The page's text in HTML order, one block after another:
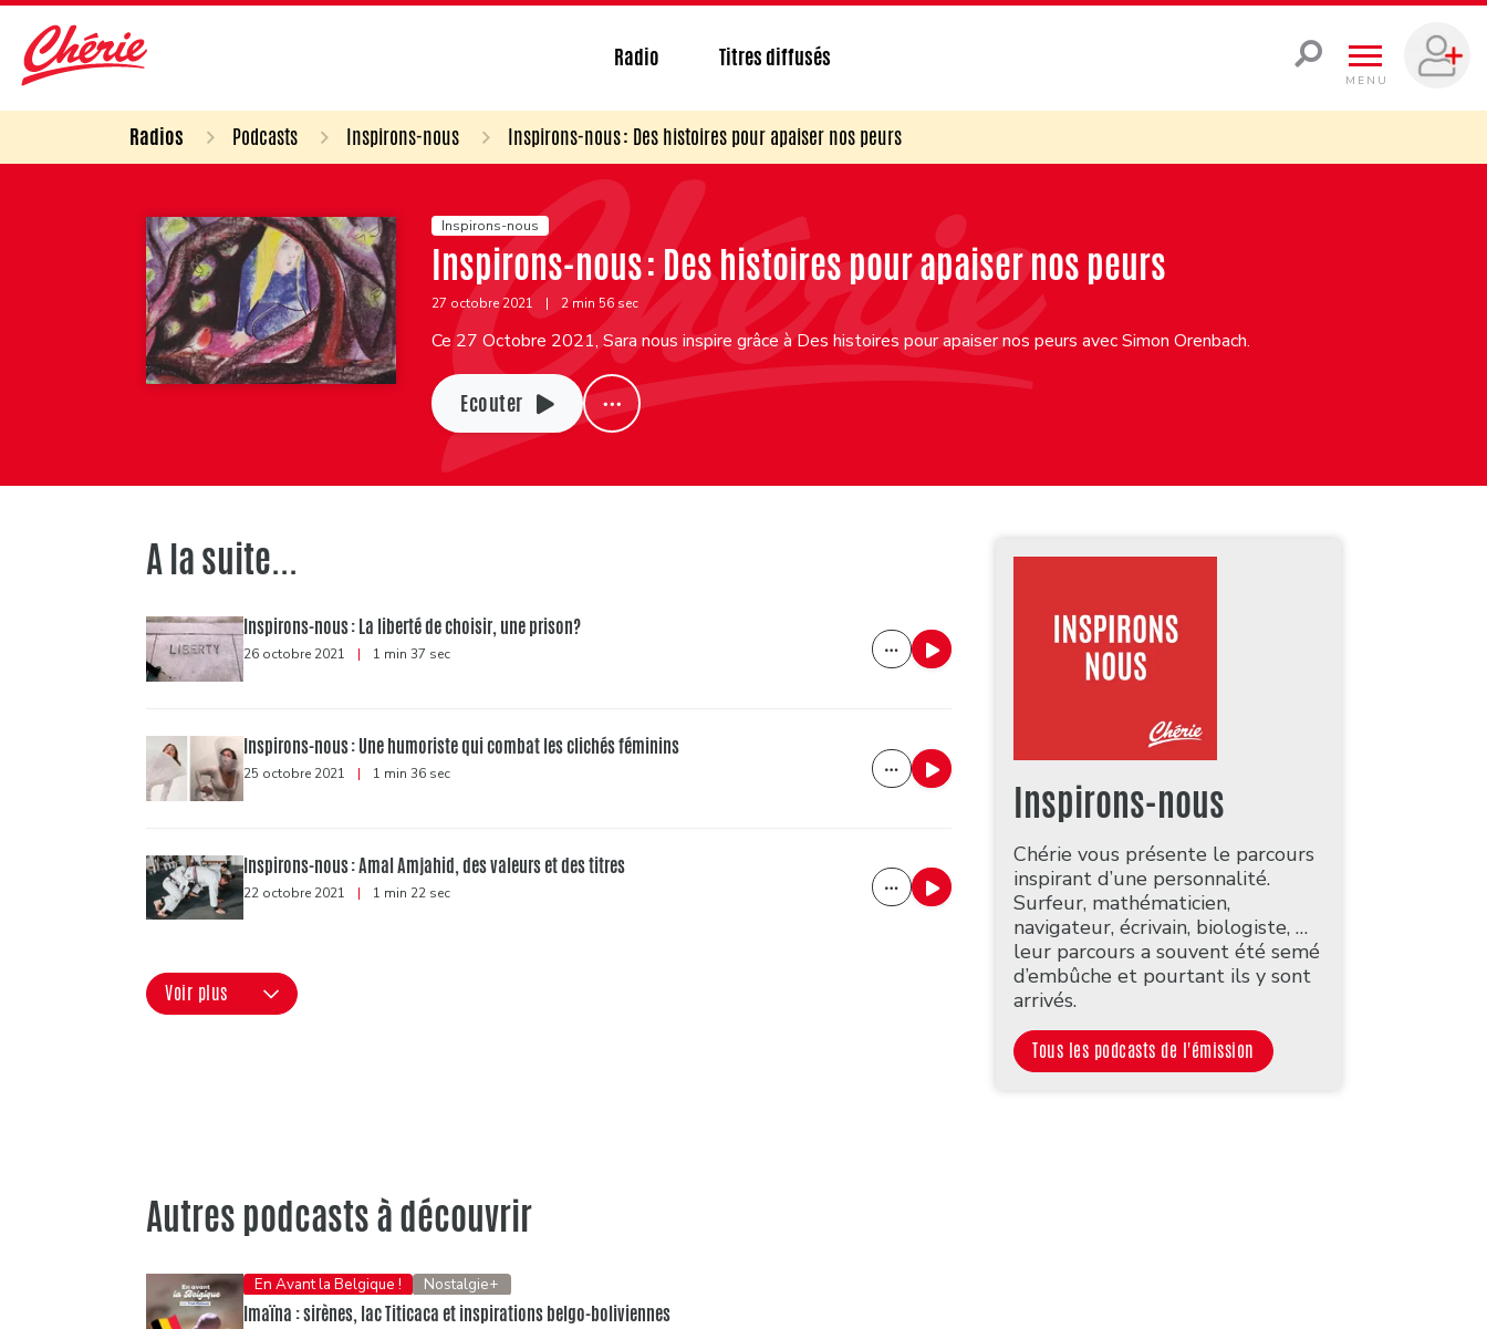
Radio Titres diffusés
MENU
Radios Podcasts Inspirons-nous Inspirons-nous : Des histoires pour apaiser nos peurs
Inspirons-nous
Inspirons-nous : Des histoires pour apaiser nos peurs
27 octobre 2021 | 2 min 56 sec
Ce 27 Octobre 2021, Sara nous inspire grâce à Des histoires pour apaiser nos peurs avec Simon Orenbach.
Ecouter
A la suite...
Inspirons-nous : La liberté de choisir, une prison?
26 octobre 2021 | 1 min 37 sec
Inspirons-nous : Une humoriste qui combat les clichés féminins
25 octobre 2021 | 1 min 36 sec
Inspirons-nous : Amal Amjahid, des valeurs et des titres
22 octobre 2021 | 1 min 22 sec
Voir plus
Inspirons-nous
Chérie vous présente le parcours
inspirant d’une personnalité.
Surfeur, mathématicien,
navigateur, écrivain, biologiste, …
leur parcours a souvent été semé
d’embûche et pourtant ils y sont
arrivés.
Tous les podcasts de l'émission
Autres podcasts à découvrir
En Avant la Belgique ! Nostalgie+
Imaïna : sirènes, lac Titicaca et inspirations belgo-boliviennes